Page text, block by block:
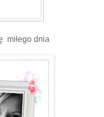
miłego dnia